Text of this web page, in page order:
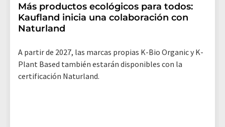
Más productos ecológicos para todos:
Kaufland inicia una colaboración con
Naturland
A partir de 2027, las marcas propias K-Bio Organic y K-
Plant Based también estarán disponibles con la
certificación Naturland.